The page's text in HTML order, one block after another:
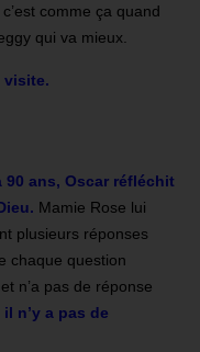
comme ça quand
qui va mieux.
visite.
ans, Oscar réfléchit
Mamie Rose lui
plusieurs réponses
chaque question
n’a pas de réponse
il n’y a pas de